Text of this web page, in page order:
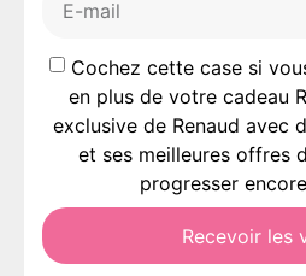
Cochez cette case si
en plus de votre cadeau
exclusive de Renaud avec
et ses meilleures offres
progresser
Recevoir les